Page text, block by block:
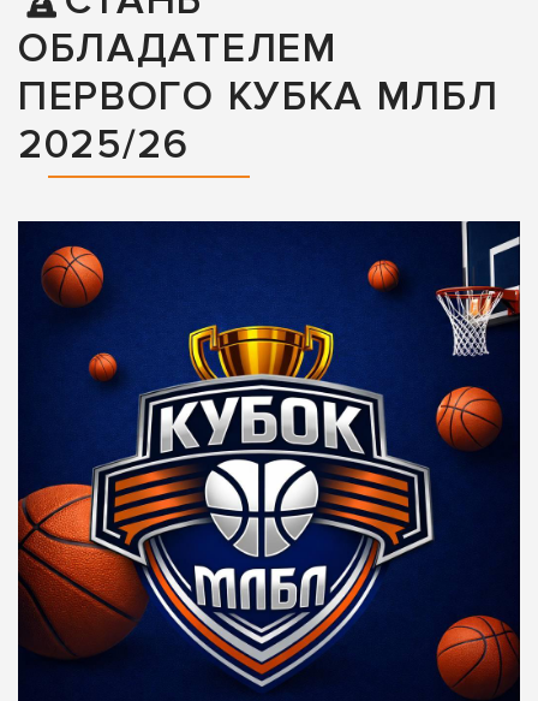
ОБЛАДАТЕЛЕМ
ПЕРВОГО КУБКА МЛБЛ
2025/26